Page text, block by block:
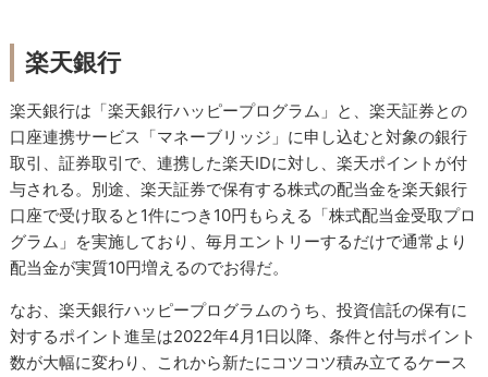
楽天銀行
楽天銀行は「楽天銀行ハッピープログラム」と、楽天証券との
口座連携サービス「マネーブリッジ」に申し込むと対象の銀行
取引、証券取引で、連携した楽天IDに対し、楽天ポイントが付
与される。別途、楽天証券で保有する株式の配当金を楽天銀行
口座で受け取ると1件につき10円もらえる「株式配当金受取プロ
グラム」を実施しており、毎月エントリーするだけで通常より
配当金が実質10円増えるのでお得だ。
なお、楽天銀行ハッピープログラムのうち、投資信託の保有に
対するポイント進呈は2022年4月1日以降、条件と付与ポイント
数が大幅に変わり、これから新たにコツコツ積み立てるケース